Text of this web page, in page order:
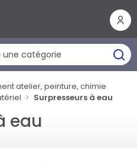
atelier, peinture, chimie
Surpresseurs à eau
eau